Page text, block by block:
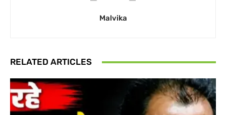
Malvika
RELATED ARTICLES